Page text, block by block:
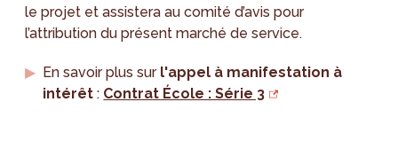
le projet et assistera au comité d’avis pour
l’attribution du présent marché de service.
En savoir plus sur l'appel à manifestation à
intérêt : Contrat École : Série 3